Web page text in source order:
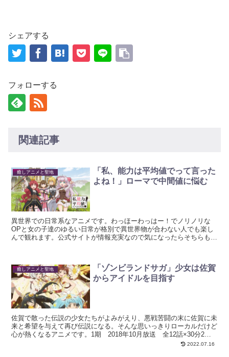
シェアする
フォローする
関連記事
癒しアニメと聖地
「私、能力は平均値でって言った
よね！」ローマで中間値に悩む
異世界での日常系なアニメです。わっほーわっはー！でノリノリな
OPと女の子達のゆるい日常が格別で異世界物が合わない人でも楽し
んで観れます。公式サイトが情報充実なので気になったらそちらもチ
癒しアニメと聖地
「ゾンビランドサガ」少女は佐賀
からアイドルを目指す
佐賀で散った伝説の少女たちがよみがえり、悪戦苦闘の末に佐賀に未
来と希望を与えて再び伝説になる。そんな思いっきりローカルだけど
心が熱くなるアニメです。1期 2018年10月放送 全12話×30分2
2022.07.16